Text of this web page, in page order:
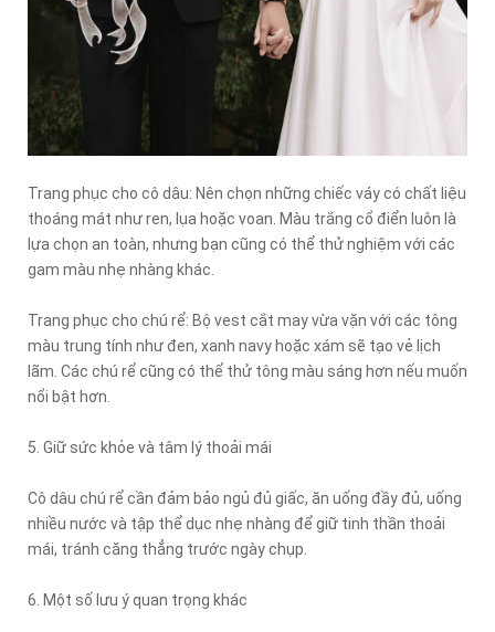
Trang phục cho cô dâu: Nên chọn những chiếc váy có chất liệu
thoáng mát như ren, lụa hoặc voan. Màu trắng cổ điển luôn là
lựa chọn an toàn, nhưng bạn cũng có thể thử nghiệm với các
gam màu nhẹ nhàng khác.
Trang phục cho chú rể: Bộ vest cắt may vừa vặn với các tông
màu trung tính như đen, xanh navy hoặc xám sẽ tạo vẻ lịch
lãm. Các chú rể cũng có thể thử tông màu sáng hơn nếu muốn
nổi bật hơn.
5. Giữ sức khỏe và tâm lý thoải mái
Cô dâu chú rể cần đảm bảo ngủ đủ giấc, ăn uống đầy đủ, uống
nhiều nước và tập thể dục nhẹ nhàng để giữ tinh thần thoải
mái, tránh căng thẳng trước ngày chụp.
6. Một số lưu ý quan trọng khác